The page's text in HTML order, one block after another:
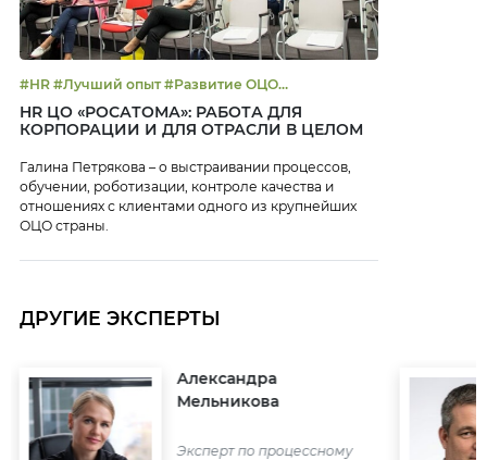
#HR #Лучший опыт #Развитие ОЦО
#Трансформация бизнеса
HR ЦО «РОСАТОМА»: РАБОТА ДЛЯ
КОРПОРАЦИИ И ДЛЯ ОТРАСЛИ В ЦЕЛОМ
Галина Петрякова – о выстраивании процессов,
обучении, роботизации, контроле качества и
отношениях с клиентами одного из крупнейших
ОЦО страны.
ДРУГИЕ ЭКСПЕРТЫ
Александра
Мельникова
Эксперт по процессному